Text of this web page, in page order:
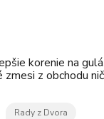
Rady z Dvora